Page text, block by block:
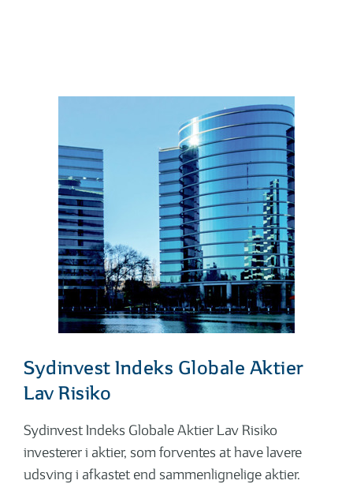
Sydinvest Indeks Globale Aktier
Lav Risiko
Sydinvest Indeks Globale Aktier Lav Risiko
investerer i aktier, som forventes at have lavere
udsving i afkastet end sammenlignelige aktier.